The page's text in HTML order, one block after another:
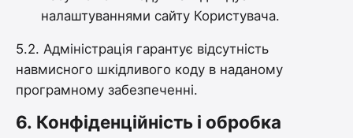
налаштуваннями сайту Користувача.
5.2. Адміністрація гарантує відсутність
навмисного шкідливого коду в наданому
програмному забезпеченні.
6. Конфіденційність і обробка